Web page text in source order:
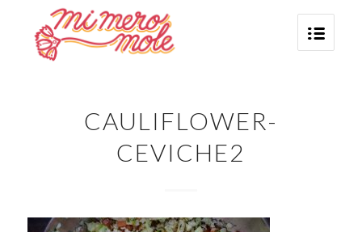
CAULIFLOWER-
CEVICHE2